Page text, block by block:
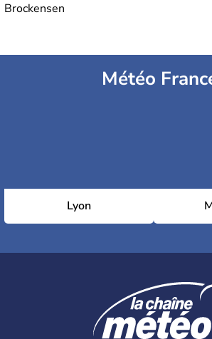
Brockensen
Météo
Lyon